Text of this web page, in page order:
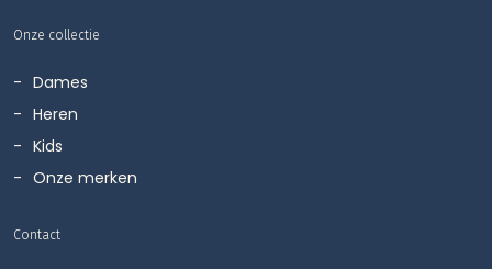
Onze collectie
Dames
Heren
Kids
Onze merken
Contact